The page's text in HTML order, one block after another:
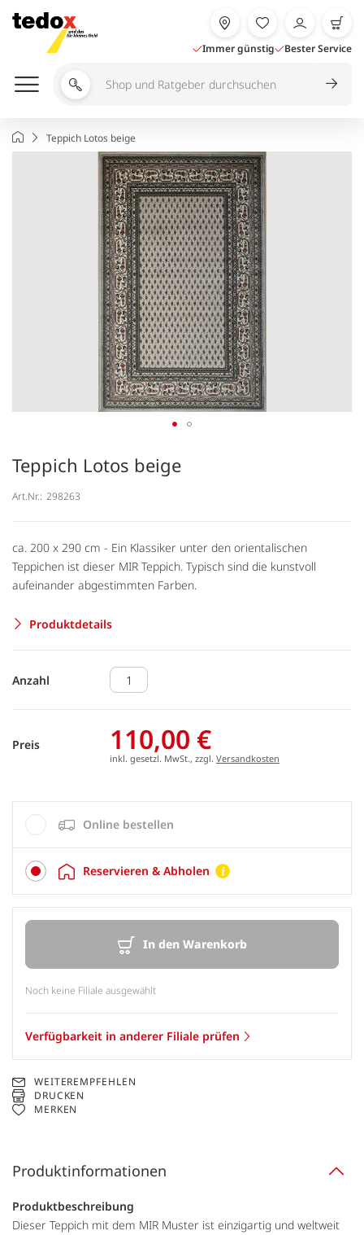
Inhalt
springen
Immer günstig Bester Service
Shop
durchsuchen
StartseiteTeppich Lotos beige
Teppich Lotos beige
Art.Nr.: 298263
ca. 200 x 290 cm - Ein Klassiker unter den orientalischen
Teppichen ist dieser MIR Teppich. Typisch sind die kunstvoll
aufeinander abgestimmten Farben.
Produktdetails
Anzahl
Preis 110,00 €
inkl. gesetzl. MwSt., zzgl. Versandkosten
Online bestellen
Reservieren & Abholen
In den Warenkorb
Noch keine Filiale ausgewählt
Verfügbarkeit in anderer Filiale prüfen
WEITEREMPFEHLEN
DRUCKEN
MERKEN
Produktinformationen
Produktbeschreibung
Dieser Teppich mit dem MIR Muster ist einzigartig und weltweit